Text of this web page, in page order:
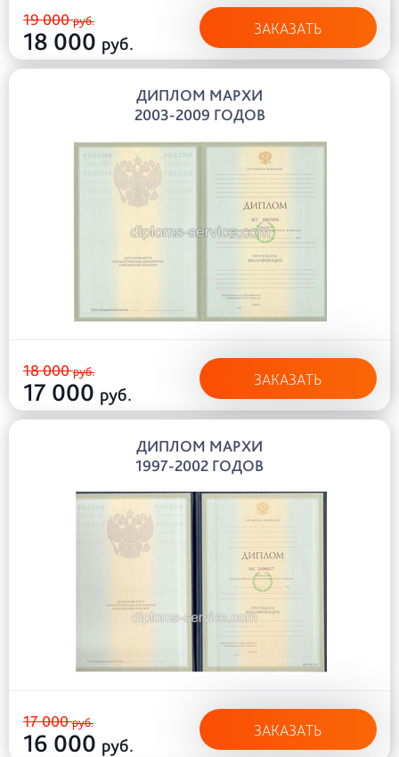
19 000руб.
18 000 руб.
ЗАКАЗАТЬ
ДИПЛОМ МАРХИ
2003-2009 ГОДОВ
18 000руб.
17 000 руб.
ЗАКАЗАТЬ
ДИПЛОМ МАРХИ
1997-2002 ГОДОВ
17 000руб.
16 000 руб.
ЗАКАЗАТЬ